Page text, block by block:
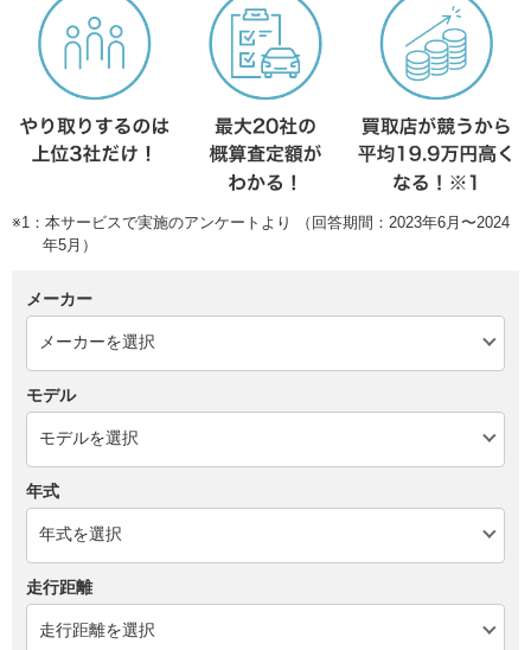
※1：本サービスで実施のアンケートより （回答期間：2023年6月〜2024
年5月）
メーカー
モデル
年式
走行距離